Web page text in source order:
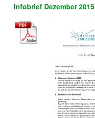
Infobrief Dezember 2015